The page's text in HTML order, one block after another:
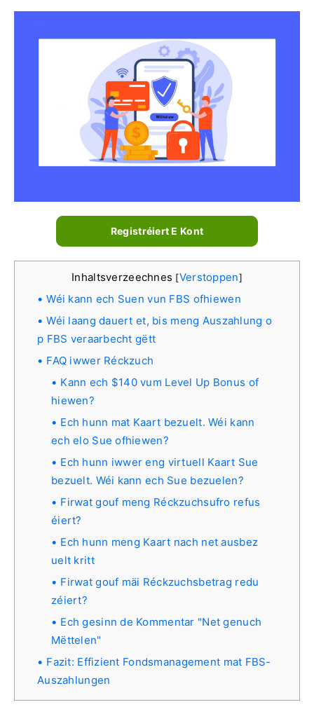
Registréiert E Kont
Inhaltsverzeechnes [Verstoppen]
Wéi kann ech Suen vun FBS ofhiewen
Wéi laang dauert et, bis meng Auszahlung o
p FBS veraarbecht gëtt
FAQ iwwer Réckzuch
Kann ech $140 vum Level Up Bonus of
hiewen?
Ech hunn mat Kaart bezuelt. Wéi kann
ech elo Sue ofhiewen?
Ech hunn iwwer eng virtuell Kaart Sue
bezuelt. Wéi kann ech Sue bezuelen?
Firwat gouf meng Réckzuchsufro refus
éiert?
Ech hunn meng Kaart nach net ausbez
uelt kritt
Firwat gouf mäi Réckzuchsbetrag redu
zéiert?
Ech gesinn de Kommentar "Net genuch
Mëttelen"
Fazit: Effizient Fondsmanagement mat FBS-
Auszahlungen